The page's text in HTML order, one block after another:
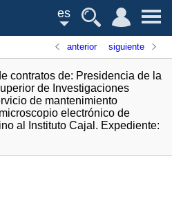
es
anterior siguiente
contratos de: Presidencia de la
de Investigaciones
de mantenimiento
electrónico de
al Instituto Cajal. Expediente: